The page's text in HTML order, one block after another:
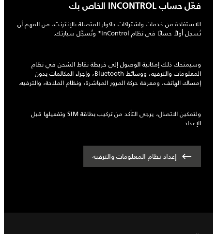
فعّل حساب INCONTROL الخاص بك
للاستفادة من خدمات واشتراكات جاكوار المتصلة بالإنترنت، من المهم أن
تُسجل أولاً حسابًا في نظام InControl* وتُسجّل سيارتك.
وسيمنحك ذلك إمكانية الوصول إلى خريطة نقاط الشحن في نظام
المعلومات والترفيه، ووسائط Bluetooth، وإجراء المكالمات بدون
إمساك الهاتف، ومعرفة حركة المرور المباشرة، ونظام الملاحة، والترفيه.
ولتمكين الاتصال، يرجى التأكد من تركيب بطاقة SIM وتفعيلها قبل
الإعداد.
إعداد نظام المعلومات والترفيه